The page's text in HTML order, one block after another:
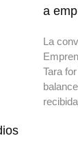
a
La
Tara